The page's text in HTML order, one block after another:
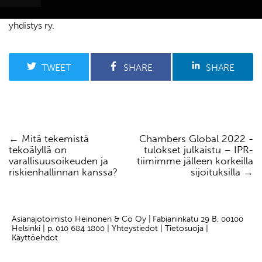
Haku:
yhdistys ry.
TWEET SHARE SHARE
Artikkelien
selaus
Mitä tekemistä
tekoälyllä on
varallisuusoikeuden ja
riskienhallinnan kanssa?
Chambers Global 2022 -
tulokset julkaistu – IPR-
tiimimme jälleen korkeilla
sijoituksilla
Asianajotoimisto Heinonen & Co Oy | Fabianinkatu 29 B, 00100
Helsinki | p.010 684 1800| Yhteystiedot |Tietosuoja |
Käyttöehdot